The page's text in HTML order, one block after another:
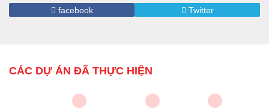
facebook Twitter
CÁC DỰ ÁN ĐÃ THỰC HIỆN